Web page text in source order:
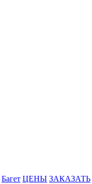
Багет ЦЕНЫ ЗАКАЗАТЬ